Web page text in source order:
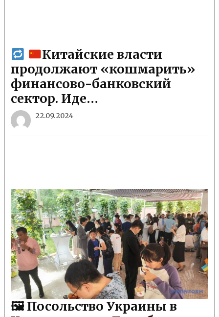
Китайские власти
продолжают «кошмарить»
финансово-банковский
сектор. Иде…
22.09.2024
🖼 Посольство Украины в